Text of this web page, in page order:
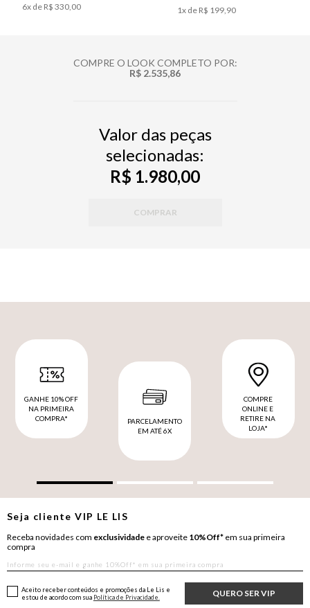
6x de R$ 330,00
1x de R$ 199,90
COMPRE O LOOK COMPLETO POR:
R$ 2.535,86
Valor das peças
selecionadas:
R$ 1.980,00
COMPRAR
GANHE 10% OFF
NA PRIMEIRA
COMPRA*
PARCELAMENTO
EM ATÉ 6X
COMPRE
ONLINE E
RETIRE NA
LOJA*
Seja clienteVIP LE LIS
Receba novidades com exclusividade e aproveite 10%Off* em sua primeira
compra
QUERO SER VIP
Aceito receber conteúdos e promoções da Le Lis e
estou de acordo com sua Política de Privacidade.